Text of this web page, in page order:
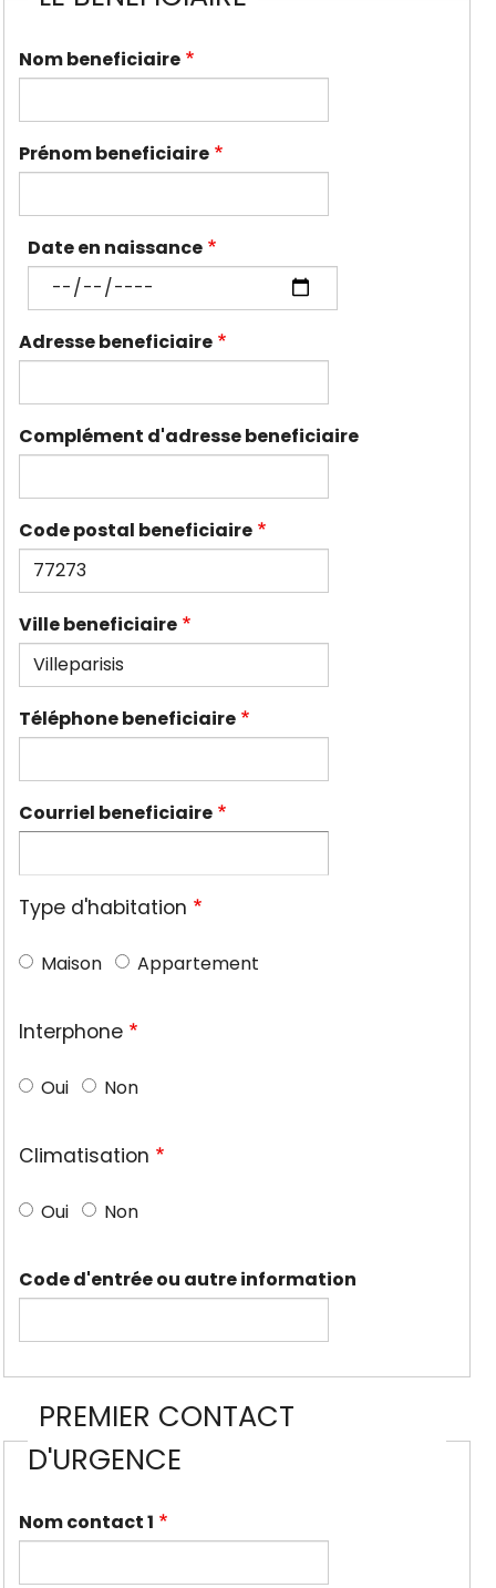
Nom beneficiaire
Prénom beneficiaire
Date en naissance
Adresse beneficiaire
Complément d'adresse beneficiaire
Code postal beneficiaire
Ville beneficiaire
Téléphone beneficiaire
Courriel beneficiaire
Type d'habitation
Maison Appartement
Interphone
Oui Non
Climatisation
Oui Non
Code d'entrée ou autre information
PREMIER CONTACT
D'URGENCE
Nom contact 1